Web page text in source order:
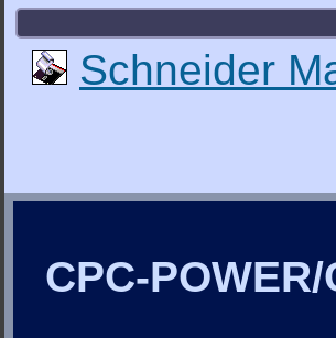
Schneider
CPC-